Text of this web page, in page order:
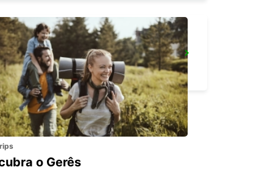
WOLLONGONG *NEW*
PORT KEMBLA - AUSTRALIA
o Gerês